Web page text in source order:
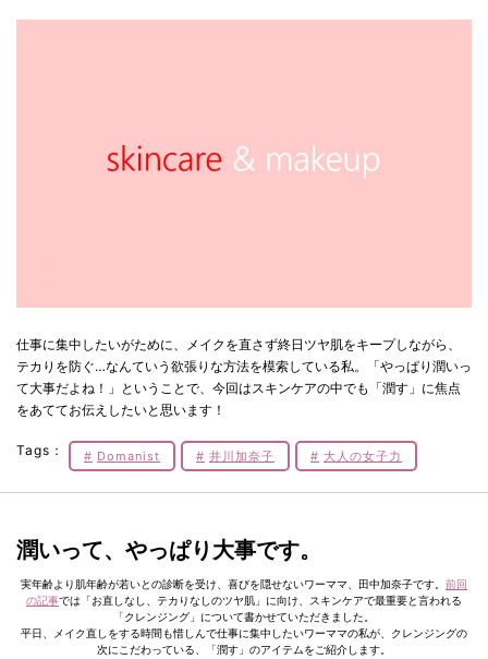
仕事に集中したいがために、メイクを直さず終日ツヤ肌をキープしながら、
テカりを防ぐ…なんていう欲張りな方法を模索している私。「やっぱり潤いっ
て大事だよね！」ということで、今回はスキンケアの中でも「潤す」に焦点
をあててお伝えしたいと思います！
Tags： Domanist 井川加奈子 大人の女子力
潤いって、やっぱり大事です。
実年齢より肌年齢が若いとの診断を受け、喜びを隠せないワーママ、田中加奈子です。 前回
の記事では「お直しなし、テカりなしのツヤ肌」に向け、スキンケアで最重要と言われる
「クレンジング」について書かせていただきました。
平日、メイク直しをする時間も惜しんで仕事に集中したいワーママの私が、クレンジングの
次にこだわっている、「潤す」のアイテムをご紹介します。